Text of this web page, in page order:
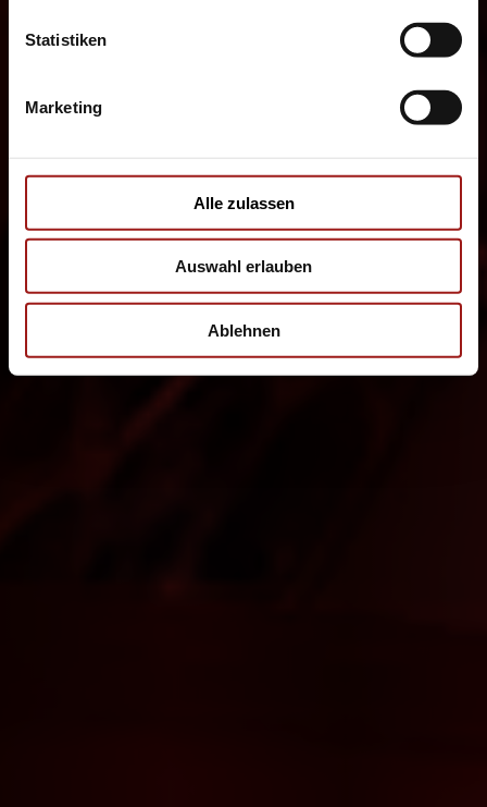
Statistiken
Marketing
Alle zulassen
Auswahl erlauben
Ablehnen